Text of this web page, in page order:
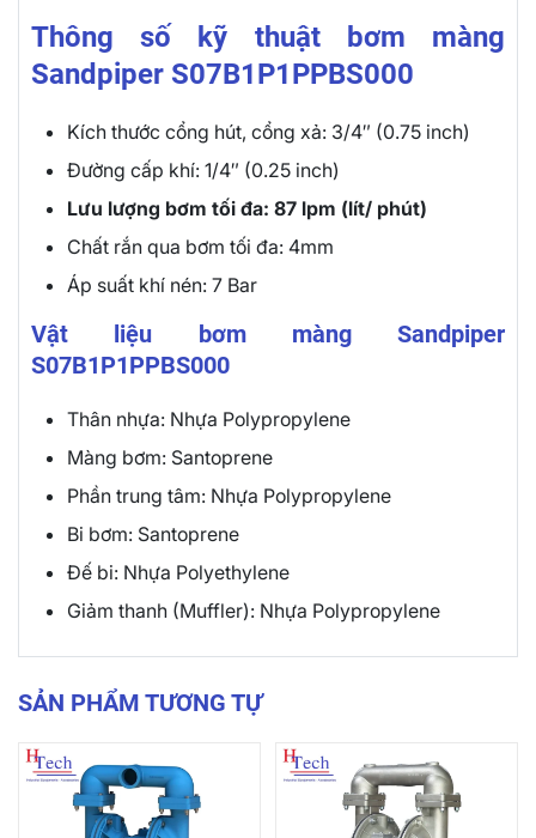
Thông số kỹ thuật bơm màng
Sandpiper S07B1P1PPBS000
Kích thước cổng hút, cổng xả: 3/4″ (0.75 inch)
Đường cấp khí: 1/4″ (0.25 inch)
Lưu lượng bơm tối đa: 87 lpm (lít/ phút)
Chất rắn qua bơm tối đa: 4mm
Áp suất khí nén: 7 Bar
Vật liệu bơm màng Sandpiper
S07B1P1PPBS000
Thân nhựa: Nhựa Polypropylene
Màng bơm: Santoprene
Phần trung tâm: Nhựa Polypropylene
Bi bơm: Santoprene
Đế bi: Nhựa Polyethylene
Giảm thanh (Muffler): Nhựa Polypropylene
SẢN PHẨM TƯƠNG TỰ